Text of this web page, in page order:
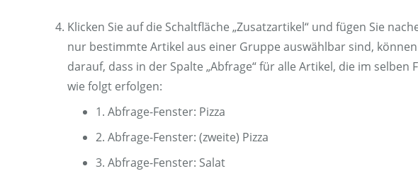
Klicken Sie auf die Schaltfläche „Zusatzartikel“ und fügen Sie
nur bestimmte Artikel aus einer Gruppe auswählbar sind,
darauf, dass in der Spalte „Abfrage“ für alle Artikel, die im
wie folgt erfolgen:
1. Abfrage-Fenster: Pizza
2. Abfrage-Fenster: (zweite) Pizza
3. Abfrage-Fenster: Salat